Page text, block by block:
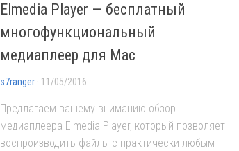
Elmedia Player — бесплатный
многофункциональный
медиаплеер для Mac
s7ranger · 11/05/2016
Предлагаем вашему вниманию обзор
медиаплеера Elmedia Player, который позволяет
воспроизводить файлы с практически любым